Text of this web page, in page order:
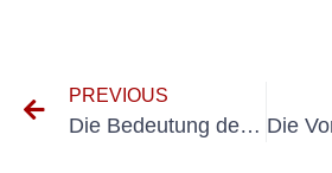
PREVIOUS
Die Bedeutung des Gesundheitsmanagements bei der Untersuchung tragbarer Geräte